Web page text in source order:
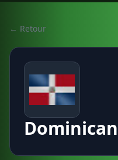
← Retour